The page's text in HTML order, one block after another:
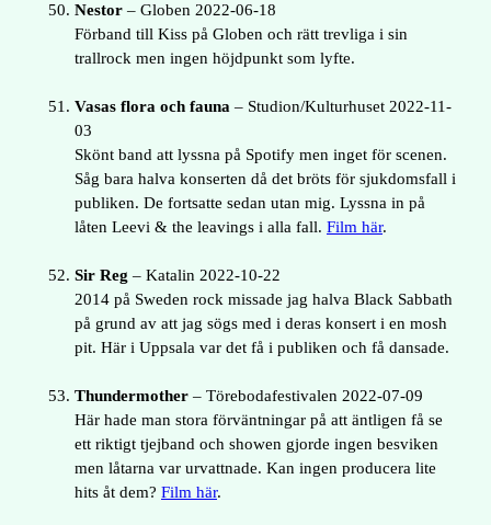
Nestor – Globen 2022-06-18
Förband till Kiss på Globen och rätt trevliga i sin
trallrock men ingen höjdpunkt som lyfte.
Vasas flora och fauna – Studion/Kulturhuset 2022-11-
03
Skönt band att lyssna på Spotify men inget för scenen.
Såg bara halva konserten då det bröts för sjukdomsfall i
publiken. De fortsatte sedan utan mig. Lyssna in på
låten Leevi & the leavings i alla fall. Film här.
Sir Reg – Katalin 2022-10-22
2014 på Sweden rock missade jag halva Black Sabbath
på grund av att jag sögs med i deras konsert i en mosh
pit. Här i Uppsala var det få i publiken och få dansade.
Thundermother – Törebodafestivalen 2022-07-09
Här hade man stora förväntningar på att äntligen få se
ett riktigt tjejband och showen gjorde ingen besviken
men låtarna var urvattnade. Kan ingen producera lite
hits åt dem? Film här.